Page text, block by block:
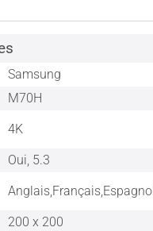
Samsung
M70H
4K
Oui, 5.3
Anglais,Français,Espagnol
200 x 200